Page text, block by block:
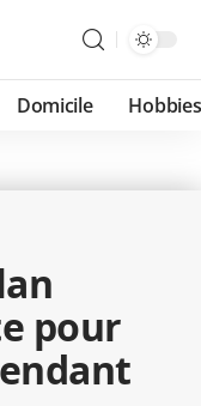
Domicile Hobbies
pour